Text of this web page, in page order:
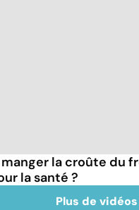
la croûte du
la santé ?
Plus de vidéos